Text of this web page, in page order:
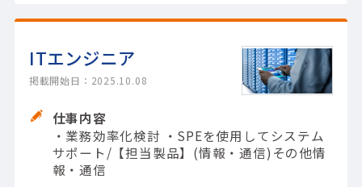
ITエンジニア
掲載開始日：2025.10.08
仕事内容
・業務効率化検討 ・SPEを使用してシステム
サポート/【担当製品】(情報・通信)その他情
報・通信